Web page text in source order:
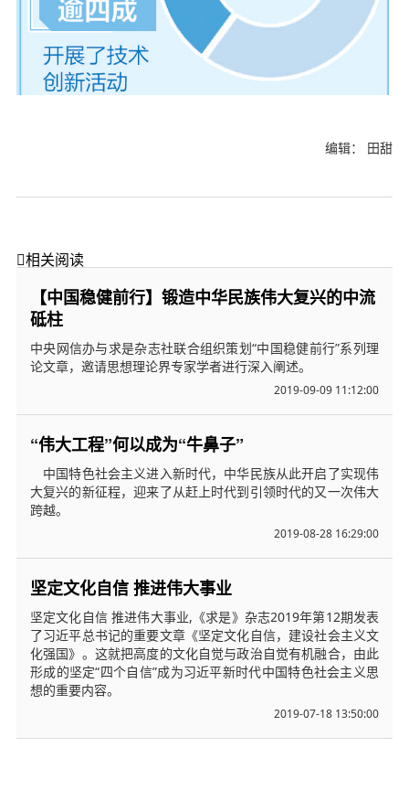
编辑： 田甜
相关阅读
【中国稳健前行】锻造中华民族伟大复兴的中流
砥柱
中央网信办与求是杂志社联合组织策划“中国稳健前行”系列理
论文章，邀请思想理论界专家学者进行深入阐述。
2019-09-09 11:12:00
“伟大工程”何以成为“牛鼻子”
中国特色社会主义进入新时代，中华民族从此开启了实现伟
大复兴的新征程，迎来了从赶上时代到引领时代的又一次伟大
跨越。
2019-08-28 16:29:00
坚定文化自信 推进伟大事业
坚定文化自信 推进伟大事业,《求是》杂志2019年第12期发表
了习近平总书记的重要文章《坚定文化自信，建设社会主义文
化强国》。这就把高度的文化自觉与政治自觉有机融合，由此
形成的坚定“四个自信”成为习近平新时代中国特色社会主义思
想的重要内容。
2019-07-18 13:50:00